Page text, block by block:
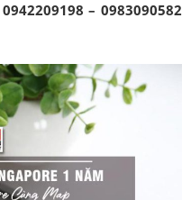
0942209198 – 0983090582